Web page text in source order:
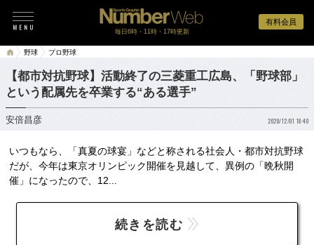
有料会員
毎日6時・11時・17時更新
野球 プロ野球
【都市対抗野球】活動終了の三菱重工広島、「野球部」
という配属先を卒業する“ある選手”
安倍昌彦 2020/12/01 18:40
いつもなら、「真夏の球宴」などと称される社会人・都市対抗野球
だが、今年は東京オリンピック開催を見越して、異例の「晩秋開
催」になったので、12...
続きを読む